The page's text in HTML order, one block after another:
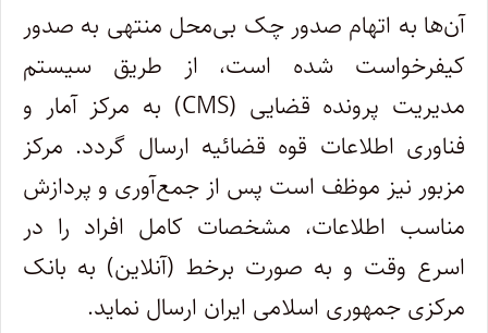
آن‌ها به اتهام صدور چک بی‌محل منتهی به صدور
کیفرخواست شده است، از طریق سیستم
مدیریت پرونده قضایی (CMS) به مرکز آمار و
فناوری اطلاعات قوه قضائیه ارسال گردد. مرکز
مزبور نیز موظف است پس از جمع‌آوری و پردازش
مناسب اطلاعات، مشخصات کامل افراد را در
اسرع وقت و به صورت برخط (آنلاین) به بانک
مرکزی جمهوری اسلامی ایران ارسال نماید.